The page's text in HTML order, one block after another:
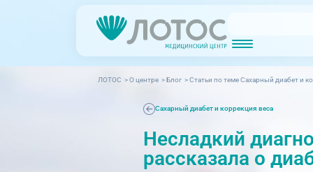
ЛОТОС >О центре > Блог >Cтатьи по теме Сахарный диабет и
Сахарный диабет и коррекция веса
Несладкий
рассказала о
НовостиБлог врачей
Взрослая поликлиника
23 направления